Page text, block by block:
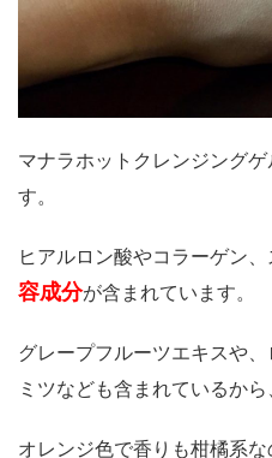
マナラホットクレンジング
す。
ヒアルロン酸やコラーゲン
容成分が含まれています。
グレープフルーツエキスや
ミツなども含まれているから
オレンジ色で香りも柑橘系な